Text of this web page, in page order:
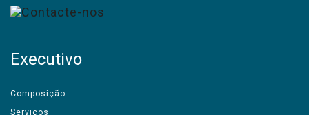
Executivo
Composição
Serviços